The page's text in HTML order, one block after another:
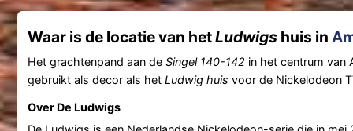
Waar is de locatie van hetLudwigshuis in
Het grachtenpand aan de Singel 140-142 in het centrum van
gebruikt als decor als het Ludwig huis voor de Nickelodeon
Over De Ludwigs